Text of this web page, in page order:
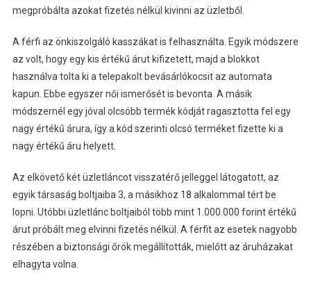
megpróbálta azokat fizetés nélkül kivinni az üzletből.
A férfi az önkiszolgáló kasszákat is felhasználta. Egyik módszere
az volt, hogy egy kis értékű árut kifizetett, majd a blokkot
használva tolta ki a telepakolt bevásárlókocsit az automata
kapun. Ebbe egyszer női ismerősét is bevonta. A másik
módszernél egy jóval olcsóbb termék kódját ragasztotta fel egy
nagy értékű árura, így a kód szerinti olcsó terméket fizette ki a
nagy értékű áru helyett.
Az elkövető két üzletláncot visszatérő jelleggel látogatott, az
egyik társaság boltjaiba 3, a másikhoz 18 alkalommal tért be
lopni. Utóbbi üzletlánc boltjaiból több mint 1.000.000 forint értékű
árut próbált meg elvinni fizetés nélkül. A férfit az esetek nagyobb
részében a biztonsági őrök megállították, mielőtt az áruházakat
elhagyta volna.